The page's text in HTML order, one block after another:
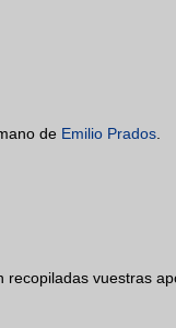
de Emilio Prados
vuestras